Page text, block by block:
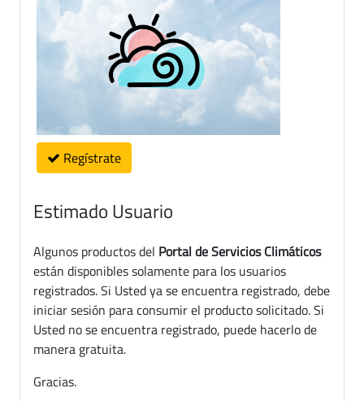
Regístrate
Estimado Usuario
Algunos productos del Portal de Servicios Climáticos
están disponibles solamente para los usuarios
registrados. Si Usted ya se encuentra registrado, debe
iniciar sesión para consumir el producto solicitado. Si
Usted no se encuentra registrado, puede hacerlo de
manera gratuita.
Gracias.